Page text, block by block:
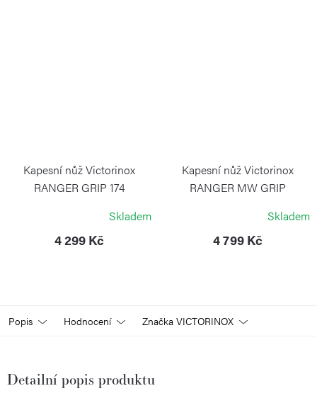
Kapesní nůž Victorinox
RANGER GRIP 174
Skladem
4 299 Kč
Kapesní nůž Victorinox
RANGER MW GRIP
Skladem
4 799 Kč
Popis Hodnocení Značka VICTORINOX
Detailní popis produktu